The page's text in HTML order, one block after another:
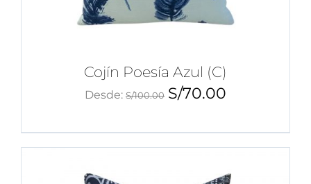
Cojín Poesía Azul (C)
Desde: S/100.00 S/70.00